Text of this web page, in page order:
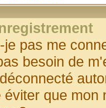
je pas me
besoin de
que